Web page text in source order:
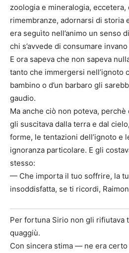
zoologia e mineralogia,
rimembranze, adornarsi di storia
era seguìto nell’animo un senso
chi s’avvede di consumare
E ora sapeva che non sapeva
tanto che immergersi nell’ignoto
bambino o d’un barbaro gli
gaudio.
Ma anche ciò non poteva,
gli suscitava dalla terra e dal
forme, le tentazioni dell’ignoto e
ignoranza particolare. E gli
stesso:
— Che importa il tuo soffrire, la
insoddisfatta, se ti ricordi,
Per fortuna Sirio non gli rifiutava
quaggiù.
Con sincera stima — ne era